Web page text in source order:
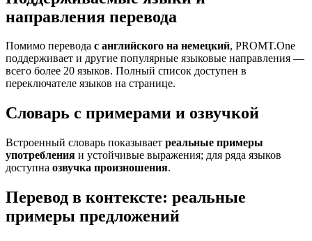
направления перевода
Помимо перевода с английского на немецкий, PROMT.One
поддерживает и другие популярные языковые направления —
всего более 20 языков. Полный список доступен в
переключателе языков на странице.
Словарь с примерами и озвучкой
Встроенный словарь показывает реальные примеры
употребления и устойчивые выражения; для ряда языков
доступна озвучка произношения.
Перевод в контексте: реальные
примеры предложений